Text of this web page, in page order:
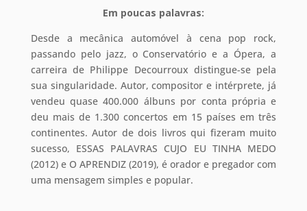
Em poucas palavras:
Desde a mecânica automóvel à cena pop rock,
passando pelo jazz, o Conservatório e a Ópera, a
carreira de Philippe Decourroux distingue-se pela
sua singularidade. Autor, compositor e intérprete, já
vendeu quase 400.000 álbuns por conta própria e
deu mais de 1.300 concertos em 15 países em três
continentes. Autor de dois livros qui fizeram muito
sucesso, ESSAS PALAVRAS CUJO EU TINHA MEDO
(2012) e O APRENDIZ (2019), é orador e pregador com
uma mensagem simples e popular.